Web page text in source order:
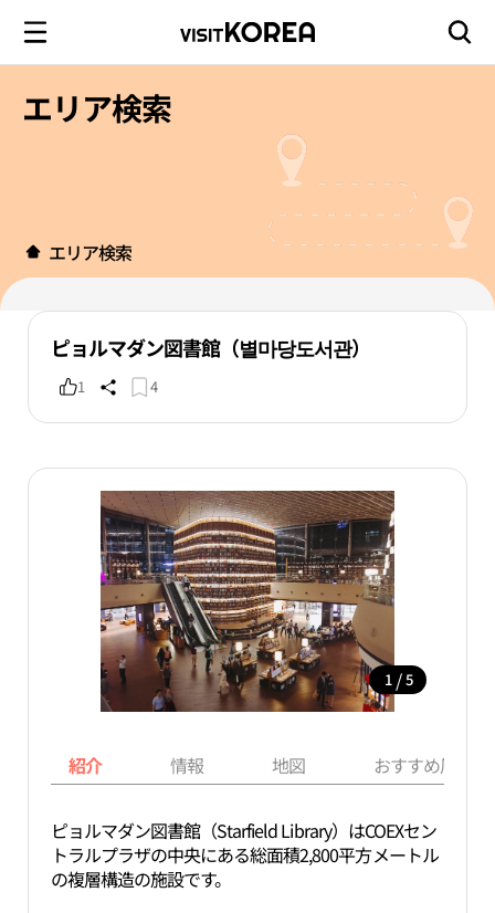
エリア検索
エリア検索
ピョルマダン図書館（별마당도서관）
1 4
1 / 5
紹介 情報 地図 おすすめ周辺
ピョルマダン図書館（Starfield Library）はCOEXセン
トラルプラザの中央にある総面積2,800平方メートル
の複層構造の施設です。